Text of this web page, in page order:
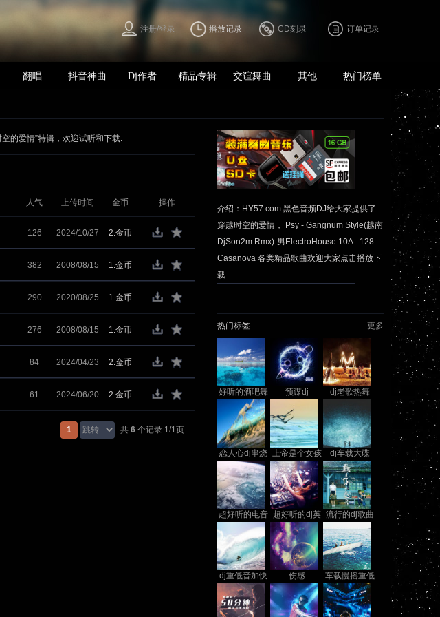
注册/登录 播放记录 CD刻录 订单记录
翻唱 抖音神曲 Dj作者 精品专辑 交谊舞曲 其他 热门榜单
的爱情”特辑，欢迎试听和下载.
人气 上传时间 金币 操作
126 2024/10/27 2.金币
382 2008/08/15 1.金币
290 2020/08/25 1.金币
276 2008/08/15 1.金币
84 2024/04/23 2.金币
61 2024/06/20 2.金币
1 共 6个记录 1/1页
介绍：HY57.com 黑色音频DJ给大家提供了
穿越时空的爱情， Psy - Gangnum Style(越南
DjSon2m Rmx)-男ElectroHouse 10A - 128 -
Casanova 各类精品歌曲欢迎大家点击播放下
载
热门标签 更多
好听的酒吧舞
曲
预谋dj dj老歌热舞
恋人心dj串烧 上帝是个女孩
dj
dj车载大碟
超好听的电音
dj舞曲
超好听的dj英
文歌
流行的dj歌曲
dj重低音加快 伤感
车载慢摇重低
音dj歌曲